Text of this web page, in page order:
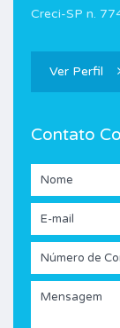
Creci-SP n.
Ver Perfil
Contato